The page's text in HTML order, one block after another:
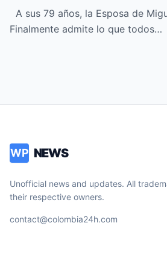
sospechábamos
A sus 79 años, la Esposa de
Finalmente admite lo que todos…
WP NEWS
Unofficial news and updates. All
their respective owners.
contact@colombia24h.com